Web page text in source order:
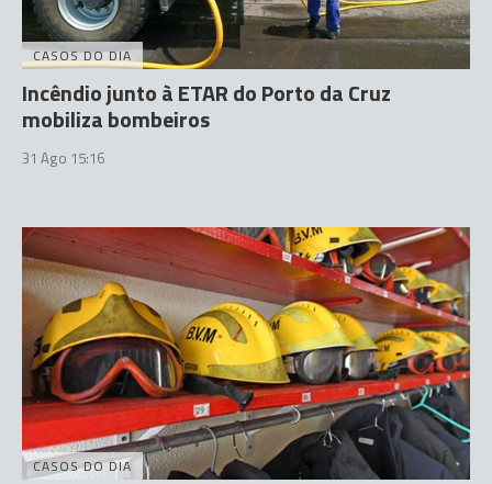
CASOS DO DIA
Incêndio junto à ETAR do Porto da Cruz
mobiliza bombeiros
31 Ago 15:16
CASOS DO DIA